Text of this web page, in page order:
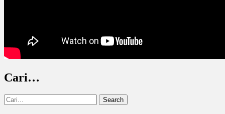
Cari…
Search
for: